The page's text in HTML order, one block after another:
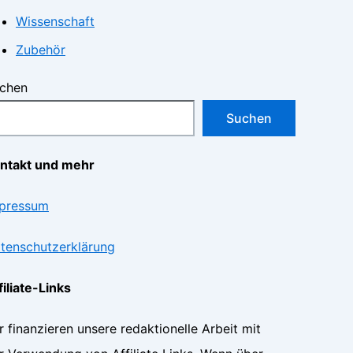
Wissenschaft
Zubehör
Suchen
und mehr
Links
finanzieren unsere redaktionelle Arbeit mit